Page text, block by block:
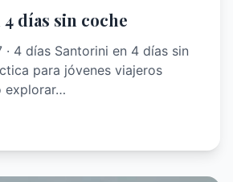
días sin coche
· 4 días Santorini en 4 días sin
para jóvenes viajeros
explorar…